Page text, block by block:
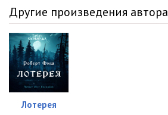
Другие произведения автора
Лотерея